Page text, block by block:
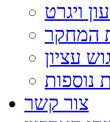
ויגרט
המחקר
עציון
נוספות
צור קשר